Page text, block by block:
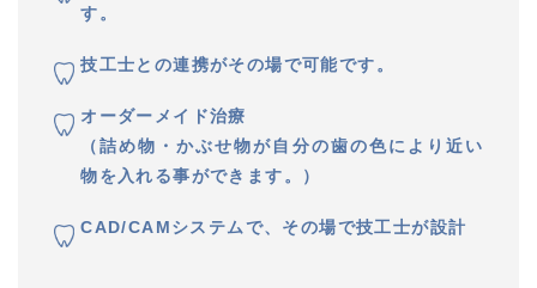
す。
技工士との連携がその場で可能です。
オーダーメイド治療
（詰め物・かぶせ物が自分の歯の色により近い
物を入れる事ができます。）
CAD/CAMシステムで、その場で技工士が設計